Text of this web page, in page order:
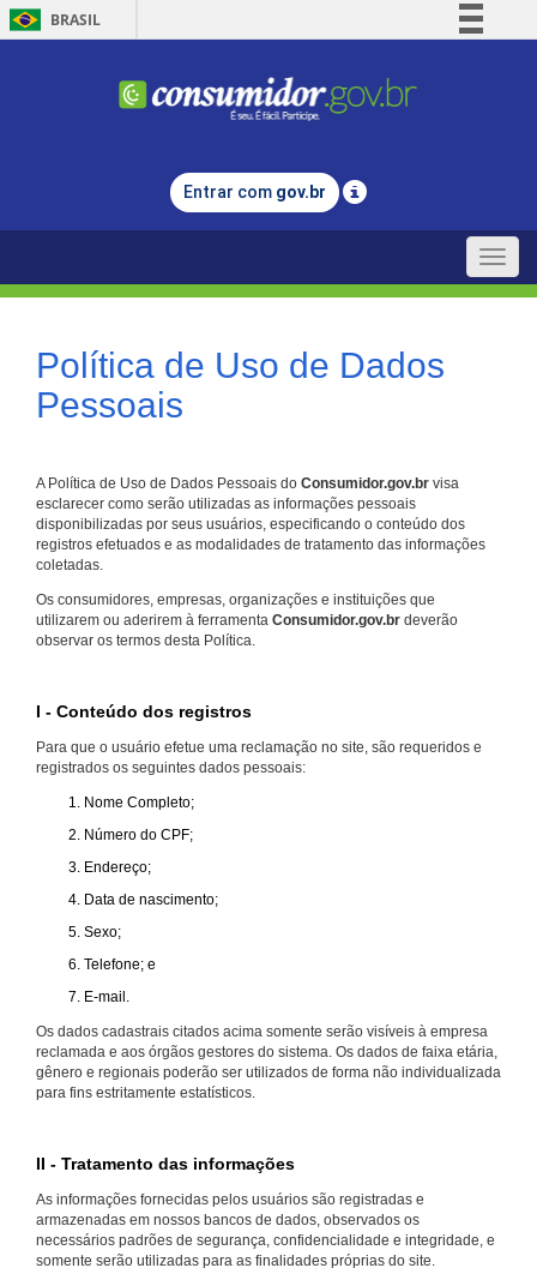
BRASIL
Comunica BR
Legislação
Entrar com gov.br
Toggle
Política de Uso de Dados
Pessoais
A Política de Uso de Dados Pessoais do Consumidor.gov.br visa
esclarecer como serão utilizadas as informações pessoais
disponibilizadas por seus usuários, especificando o conteúdo dos
registros efetuados e as modalidades de tratamento das informações
coletadas.
Os consumidores, empresas, organizações e instituições que
utilizarem ou aderirem à ferramenta Consumidor.gov.br deverão
observar os termos desta Política.
I - Conteúdo dos registros
Para que o usuário efetue uma reclamação no site, são requeridos e
registrados os seguintes dados pessoais:
Nome Completo;
Número do CPF;
Endereço;
Data de nascimento;
Sexo;
Telefone; e
E-mail.
Os dados cadastrais citados acima somente serão visíveis à empresa
reclamada e aos órgãos gestores do sistema. Os dados de faixa etária,
gênero e regionais poderão ser utilizados de forma não individualizada
para fins estritamente estatísticos.
II - Tratamento das informações
As informações fornecidas pelos usuários são registradas e
armazenadas em nossos bancos de dados, observados os
necessários padrões de segurança, confidencialidade e integridade, e
somente serão utilizadas para as finalidades próprias do site.